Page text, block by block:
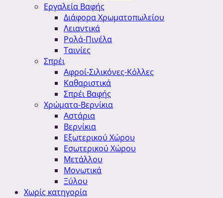
Εργαλεία Βαφής
Διάφορα Χρωματοπωλείου
Λειαντικά
Ρολά-Πινέλα
Ταινίες
Σπρέι
Αφροί-Σιλικόνες-Κόλλες
Καθαριστικά
Σπρέι Βαφής
Χρώματα-Βερνίκια
Αστάρια
Βερνίκια
Εξωτερικού Χώρου
Εσωτερικού Χώρου
Μετάλλου
Μονωτικά
Ξύλου
Χωρίς κατηγορία